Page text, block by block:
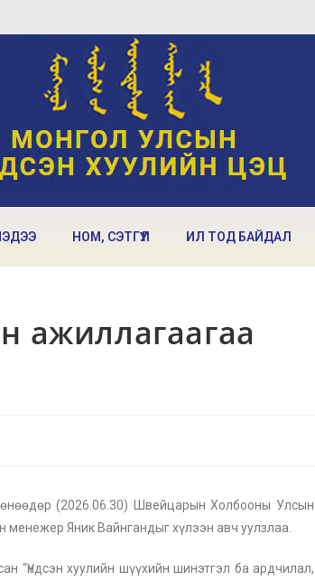
НОМ, СЭТГҮҮЛ ИЛ ТОД БАЙДАЛ
ажиллагаагаа
(2026.06.30) Швейцарын Холбооны Улсын
менежер Яник Вайнгандыг хүлээн авч уулзлаа.
“Үндсэн хуулийн шүүхийн шинэтгэл ба ардчилал,